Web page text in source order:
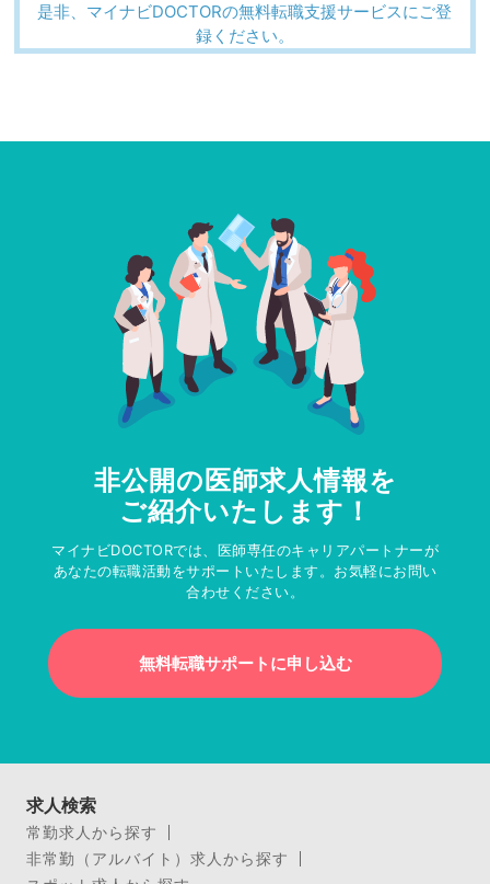
是非、マイナビDOCTORの無料転職支援サービスにご登
録ください。
非公開の医師求人情報を
ご紹介いたします！
マイナビDOCTORでは、医師専任のキャリアパートナーが
あなたの転職活動をサポートいたします。お気軽にお問い
合わせください。
無料転職サポートに申し込む
求人検索
常勤求人から探す
非常勤（アルバイト）求人から探す